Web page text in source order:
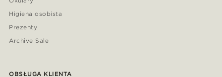
Higiena osobista
Prezenty
Archive Sale
OBSŁUGA KLIENTA